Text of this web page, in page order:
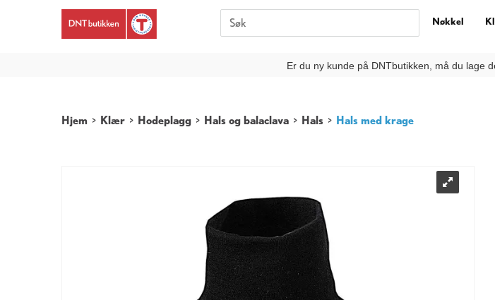
Er du ny kunde på DNTbutikken, må du lage
Nøkkel
Hjem > Klær > Hodeplagg > Hals og balaclava > Hals > Hals med krage